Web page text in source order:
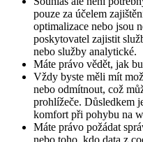
pouze za účelem
optimalizace nebo jsou
poskytovatel zajistit
nebo služby analytické.
Máte právo vědět, jak
Vždy byste měli mít
nebo odmítnout, což
prohlížeče. Důsledkem
komfort při pohybu na
Máte právo požádat
nebo toho, kdo data z